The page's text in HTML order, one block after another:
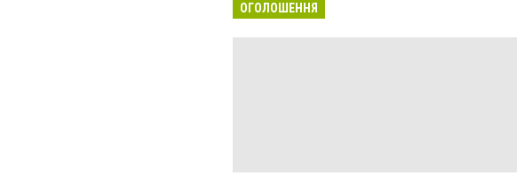
ОГОЛОШЕННЯ